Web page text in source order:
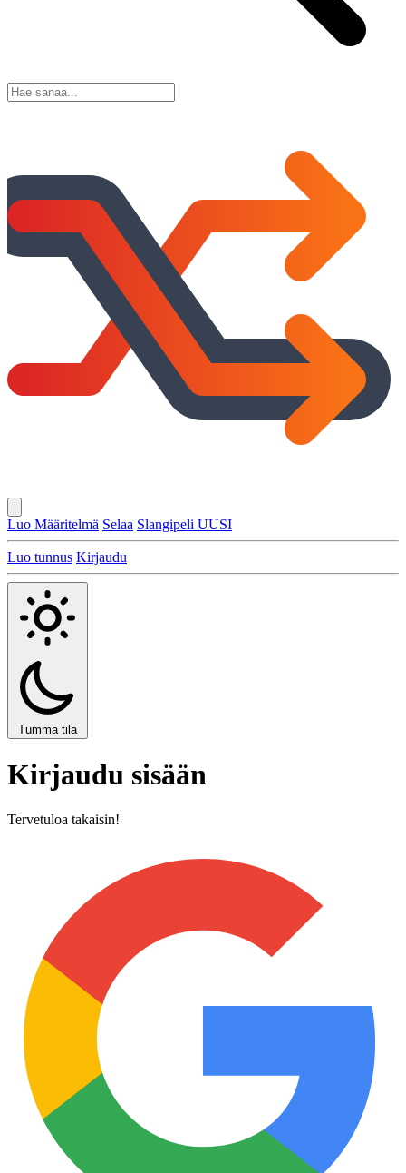
Luo Määritelmä Selaa Slangipeli UUSI
Luo tunnus Kirjaudu
Tumma tila
Kirjaudu sisään
Tervetuloa takaisin!